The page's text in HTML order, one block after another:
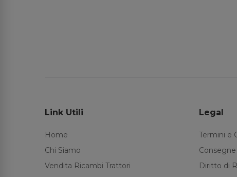
Link Utili
Home
Chi Siamo
Vendita Ricambi Trattori
Legal
Termini e
Diritto di